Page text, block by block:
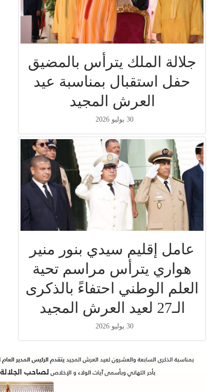
جلالة الملك يترأس بالمضيق
حفل استقبال بمناسبة عيد
العرش المجيد
30 يوليو 2026
عامل إقليم سيدي بنور منير
هواري يترأس مراسم تحية
العلم الوطني احتفاءً بالذكرى
الـ27 لعيد العرش المجيد
30 يوليو 2026